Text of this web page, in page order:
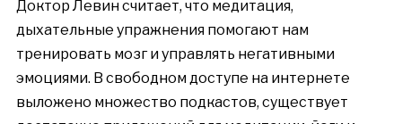
Доктор Левин считает, что медитация,
дыхательные упражнения помогают нам
тренировать мозг и управлять негативными
эмоциями. В свободном доступе на интернете
выложено множество подкастов, существует